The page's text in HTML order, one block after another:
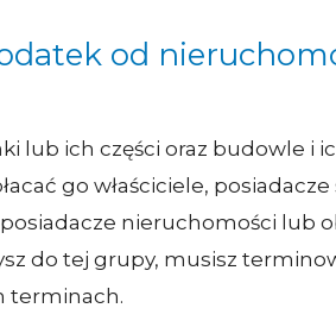
od
ich części oraz budowle i
go właściciele,
nieruchomości lub
do tej grupy, musisz
terminach.